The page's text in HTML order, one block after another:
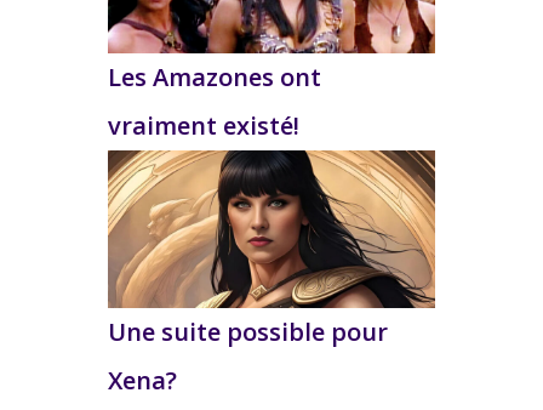
Les Amazones ont
vraiment existé!
Une suite possible pour
Xena?